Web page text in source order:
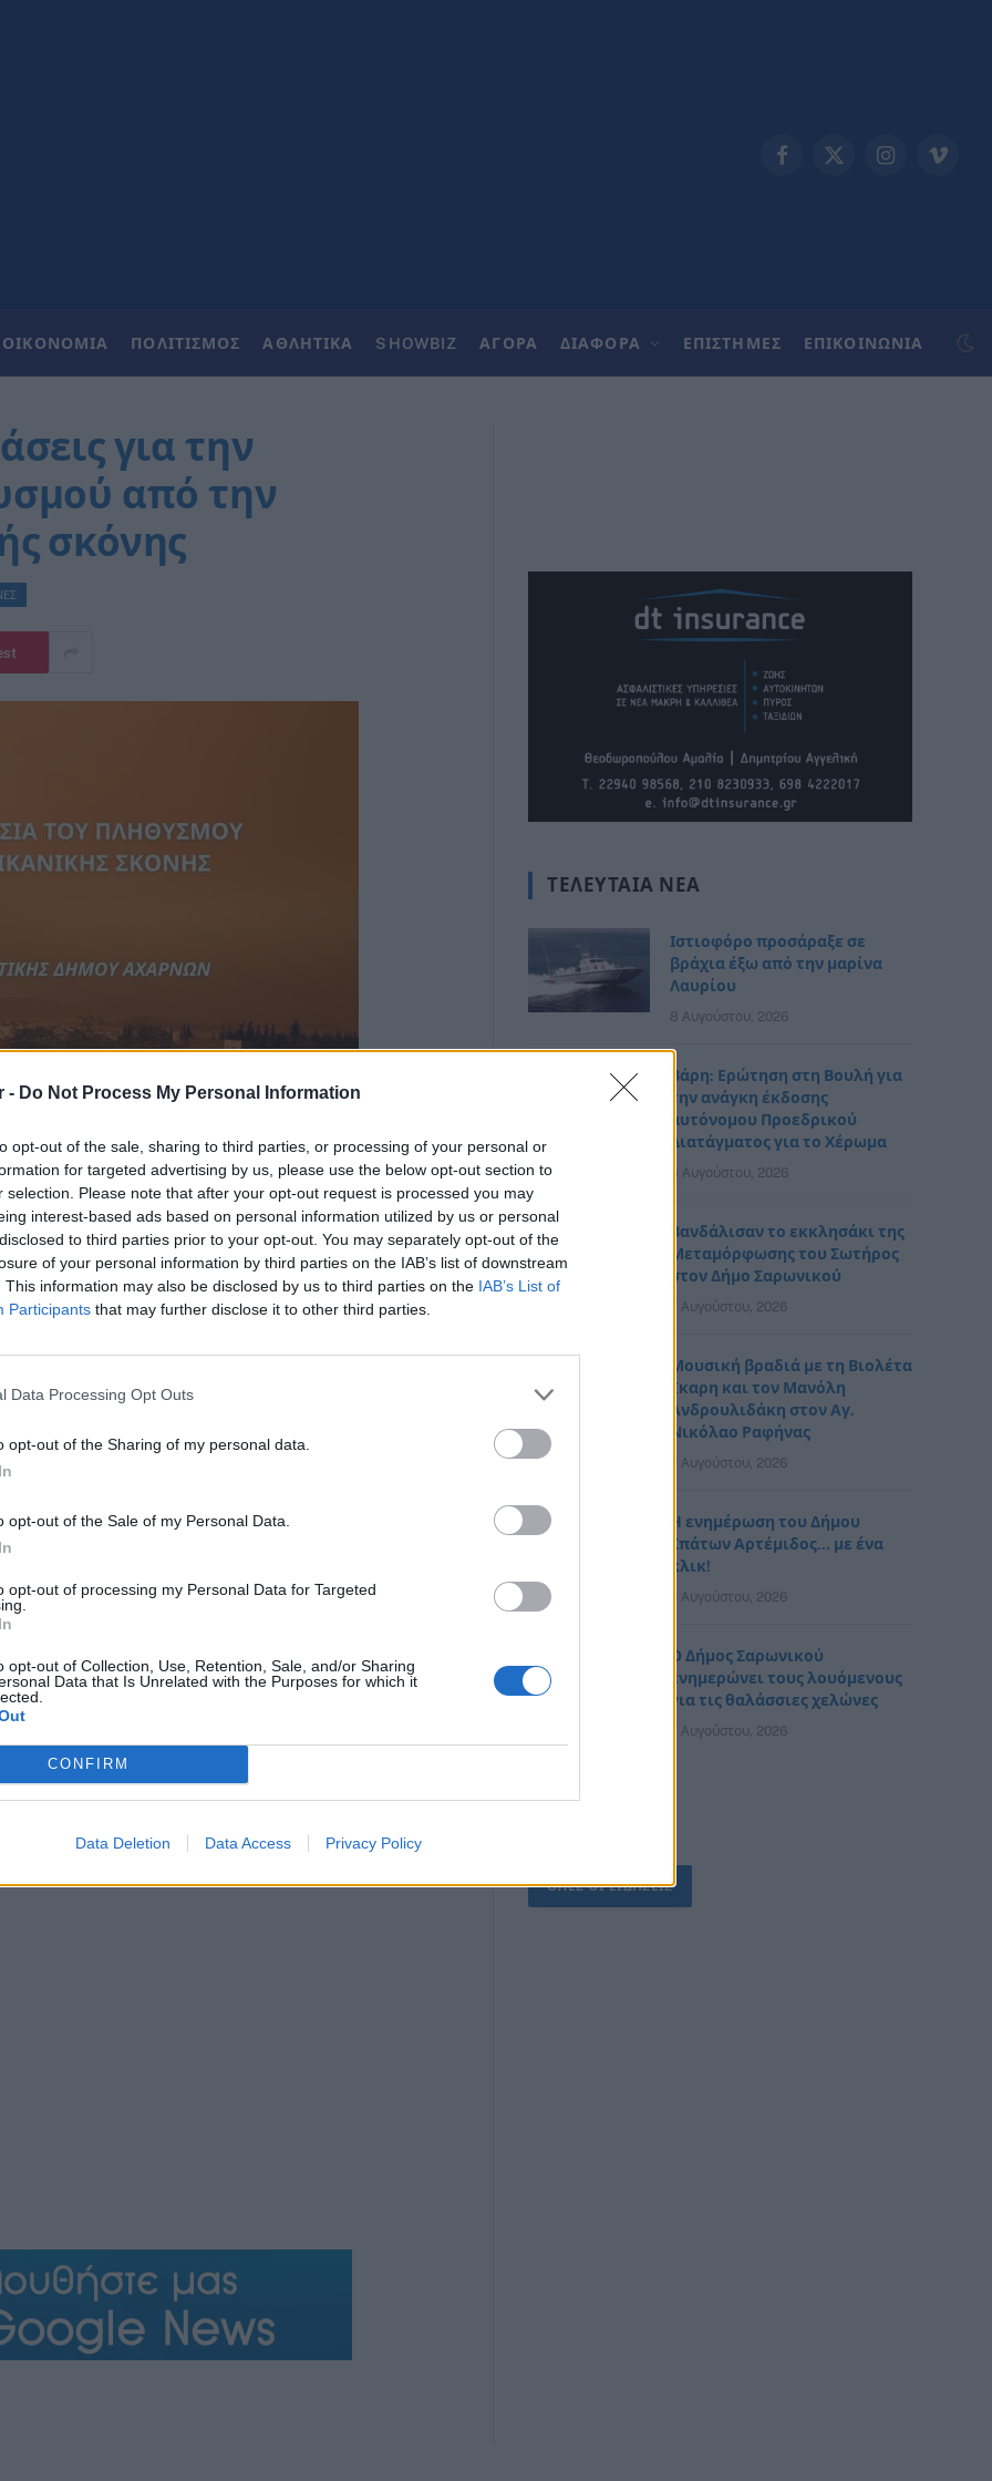
- Do Not Process My Personal Information
opt-out of the sale, sharing to third parties, or processing of your personal or
for targeted advertising by us, please use the below opt-out section to
selection. Please note that after your opt-out request is processed you may
interest-based ads based on personal information utilized by us or personal
to third parties prior to your opt-out. You may separately opt-out of the
of your personal information by third parties on the IAB’s list of downstream
This information may also be disclosed by us to third parties on the IAB’s List of
Participants that may further disclose it to other third parties.
Data Processing Opt Outs
opt-out of the Sharing of my personal data.
opt-out of the Sale of my Personal Data.
opt-out of processing my Personal Data for Targeted
opt-out of Collection, Use, Retention, Sale, and/or Sharing
Data that Is Unrelated with the Purposes for which it
CONFIRM
Data Deletion Data Access Privacy Policy
Facebook
X
InstagramVimeo
ΟΙΚΟΝΟΜΙΑ ΠΟΛΙΤΙΣΜΟΣ ΑΘΛΗΤΙΚΑ SHOWBIZ ΑΓΟΡΑ ΔΙΑΦΟΡΑ ΕΠΙΣΤΗΜΕΣ ΕΠΙΚΟΙΝΩΝΊΑ
για την
από την
σκόνης
ΑΠΟ ΤΗ ΜΕΤΑΦΟΡΑ ΑΦΡΙΚΑΝΙΚΗΣ ΣΚΟΝΗΣ
της αερομεταφοράς αφρικανικής σκόνης
την υγεία των πολιτών και ειδικότερα των
μεταφοράς σκόνης είναι κατά κανόνα
ΤΕΛΕΥΤΑΊΑ ΝΈΑ
Ιστιοφόρο προσάραξε σε
βράχια έξω από την μαρίνα
Λαυρίου
8 Αυγούστου, 2026
Βάρη: Ερώτηση στη Βουλή για
την ανάγκη έκδοσης
αυτόνομου Προεδρικού
Διατάγματος για το Χέρωμα
8 Αυγούστου, 2026
Βανδάλισαν το εκκλησάκι της
Μεταμόρφωσης του Σωτήρος
στον Δήμο Σαρωνικού
7 Αυγούστου, 2026
Μουσική βραδιά με τη Βιολέτα
Ίκαρη και τον Μανόλη
Ανδρουλιδάκη στον Αγ.
Νικόλαο Ραφήνας
7 Αυγούστου, 2026
Η ενημέρωση του Δήμου
Σπάτων Αρτέμιδος… με ένα
κλικ!
7 Αυγούστου, 2026
Ο Δήμος Σαρωνικού
ενημερώνει τους λουόμενους
για τις θαλάσσιες χελώνες
7 Αυγούστου, 2026
ΟΛΕΣ ΟΙ ΕΙΔΗΣΕΙΣ